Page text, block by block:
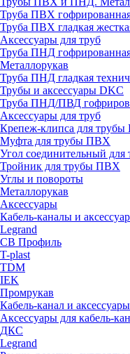
Труба ПВХ
Труба ПВХ гладкая
Аксессуары для труб
Труба ПНД
Металлорукав
Труба ПНД гладкая
Трубы и аксессуары DKC
Труба ПНД/ПВД
Аксессуары для труб
Крепеж-клипса для
Муфта для трубы ПВХ
Угол соединительный
Тройник для трубы ПВХ
Углы и повороты
Металлорукав
Аксессуары
Кабель-каналы и
Legrand
СВ Профиль
T-plast
TDM
IEK
Промрукав
Кабель-канал и
Аксессуары для кабель-
ДКС
Legrand